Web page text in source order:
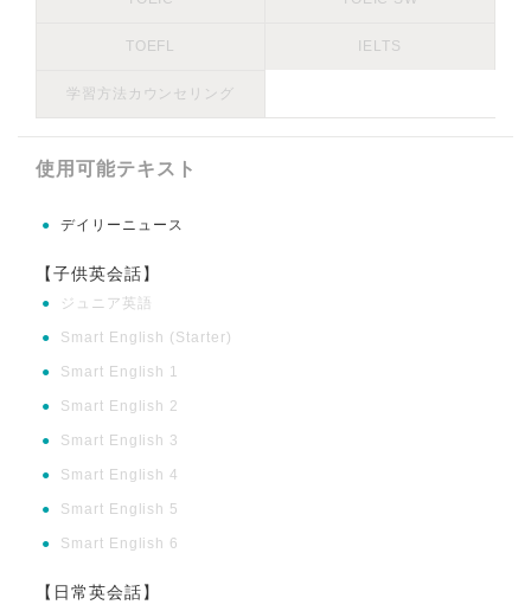
TOEFL IELTS
学習方法カウンセリング
使用可能テキスト
● デイリーニュース
【子供英会話】
● ジュニア英語
● Smart English (Starter)
● Smart English 1
● Smart English 2
● Smart English 3
● Smart English 4
● Smart English 5
● Smart English 6
【日常英会話】